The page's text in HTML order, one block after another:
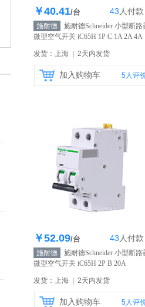
库存418个
￥40.41/台 43 人付款
施耐德
施耐德Schneider 小型断路
微型空气开关 iC65H 1P C 1A 2A 4A
发货：上海 | 2天内发货
加入购物车 5人评
库存371个
￥52.09/台 43 人付款
施耐德
施耐德Schneider 小型断路
微型空气开关 iC65H 2P B 20A
发货：上海 | 2天内发货
加入购物车 5人评